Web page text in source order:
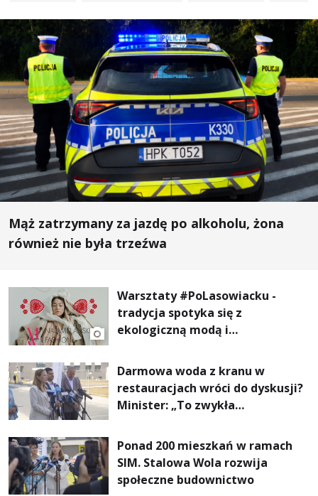
Mąż zatrzymany za jazdę po alkoholu, żona
również nie była trzeźwa
Warsztaty #PoLasowiacku -
tradycja spotyka się z
ekologiczną modą i
Darmowa woda z kranu w
restauracjach wróci do dyskusji?
Minister: „To zwykła
Ponad 200 mieszkań w ramach
SIM. Stalowa Wola rozwija
społeczne budownictwo